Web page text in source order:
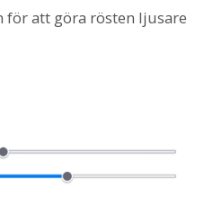
för att göra rösten ljusare